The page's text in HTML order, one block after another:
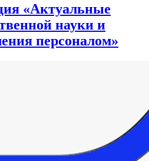
«Актуальные
науки и
персоналом»